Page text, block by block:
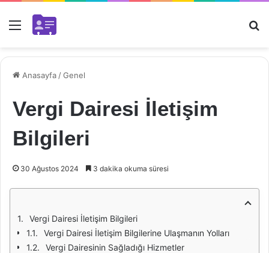
Menü
Anasayfa /Genel
Vergi Dairesi İletişim
Bilgileri
30 Ağustos 2024 3 dakika okuma süresi
Vergi Dairesi İletişim Bilgileri
Vergi Dairesi İletişim Bilgilerine Ulaşmanın Yolları
Vergi Dairesinin Sağladığı Hizmetler